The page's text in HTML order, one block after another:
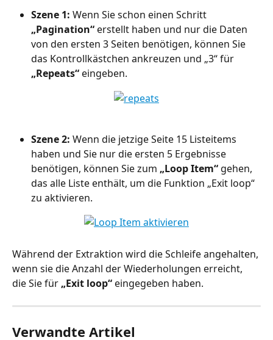
Szene 1: Wenn Sie schon einen Schritt
„Pagination“ erstellt haben und nur die Daten
von den ersten 3 Seiten benötigen, können Sie
das Kontrollkästchen ankreuzen und „3“ für
„Repeats“ eingeben.
Szene 2: Wenn die jetzige Seite 15 Listeitems
haben und Sie nur die ersten 5 Ergebnisse
benötigen, können Sie zum „Loop Item“ gehen,
das alle Liste enthält, um die Funktion „Exit loop“
zu aktivieren.
Während der Extraktion wird die Schleife angehalten,
wenn sie die Anzahl der Wiederholungen erreicht,
die Sie für „Exit loop“ eingegeben haben.
Verwandte Artikel